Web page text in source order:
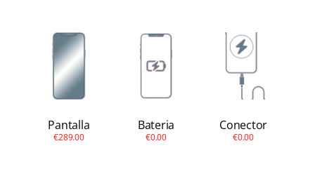
Apple Watch
Otras Marcas
ContactoPantalla
€289.00
Bateria
€0.00
Conector
€0.00